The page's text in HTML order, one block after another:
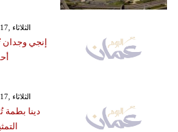
GMT 00:54 2019 الثلاثاء ,17 أيلول / سبتمبر
إنجي وجدان
GMT 01:00 2019 الثلاثاء ,17 أيلول / سبتمبر
دينا بطمة